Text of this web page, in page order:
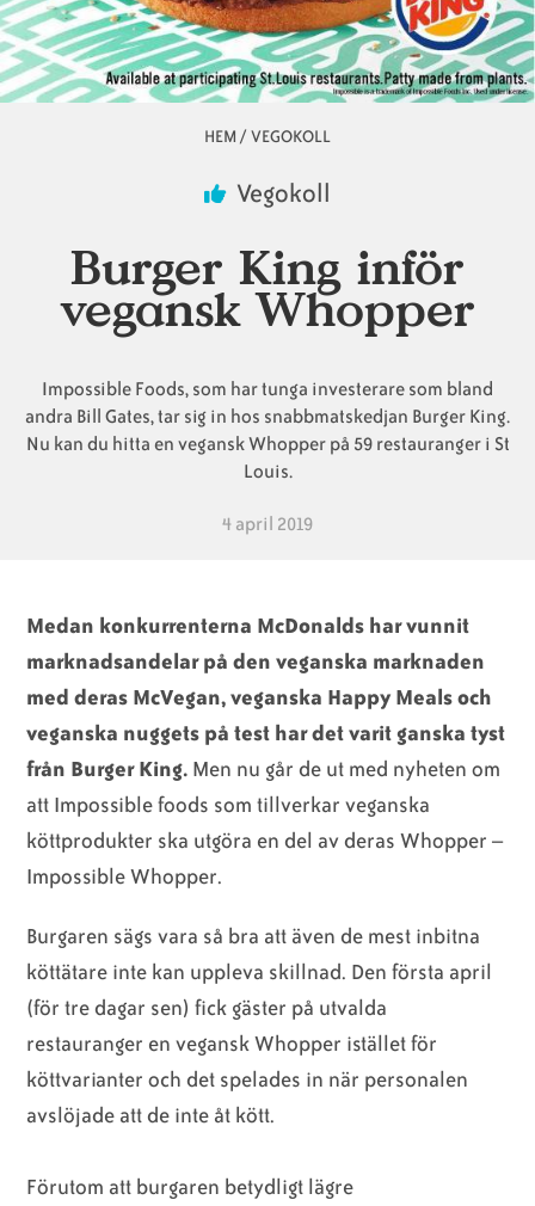
Animaliska
ingredienser
Veganska
konsumentlistor
Vanliga
frågor
substitut
certifieringar
HEM /VEGOKOLL
Vegokoll
Burger King inför
vegansk Whopper
Impossible Foods, som har tunga investerare som bland
andra Bill Gates, tar sig in hos snabbmatskedjan Burger King.
Nu kan du hitta en vegansk Whopper på 59 restauranger i St
Louis.
4 april 2019
Medan konkurrenterna McDonalds har vunnit
marknadsandelar på den veganska marknaden
med deras McVegan, veganska Happy Meals och
veganska nuggets på test har det varit ganska tyst
från Burger King. Men nu går de ut med nyheten om
att Impossible foods som tillverkar veganska
köttprodukter ska utgöra en del av deras Whopper –
Impossible Whopper.
Burgaren sägs vara så bra att även de mest inbitna
köttätare inte kan uppleva skillnad. Den första april
(för tre dagar sen) fick gäster på utvalda
restauranger en vegansk Whopper istället för
köttvarianter och det spelades in när personalen
avslöjade att de inte åt kött.
Förutom att burgaren betydligt lägre